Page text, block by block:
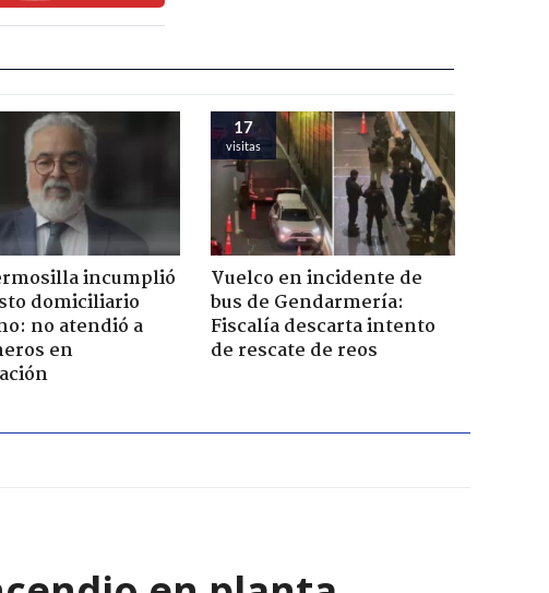
incumplió
domiciliario
no atendió a
en
17
visitas
Vuelco en incidente de
bus de Gendarmería:
Fiscalía descarta intento
de rescate de reos